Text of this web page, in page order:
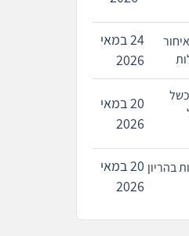
24 במאי
2026
כשל
20 במאי
2026
בהריון
20 במאי
2026